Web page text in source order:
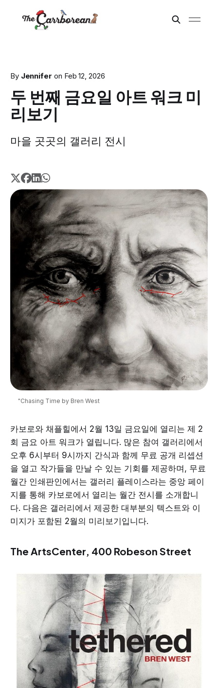
By Jennifer on Feb 12, 2026
두 번째 금요일 아트 워크 미
리보기
마을 곳곳의 갤러리 전시
"Chasing Time by Bren West
카보로와 채플힐에서 2월 13일 금요일에 열리는 제 2
회 금요 아트 워크가 열립니다. 많은 참여 갤러리에서
오후 6시부터 9시까지 간식과 함께 무료 공개 리셉션
을 열고 작가들을 만날 수 있는 기회를 제공하며, 무료
월간 인쇄판인에서는 갤러리 플레이스라는 중앙 페이
지를 통해 카보로에서 열리는 월간 전시를 소개합니
다. 다음은 갤러리에서 제공한 대부분의 텍스트와 이
미지가 포함된 2월의 미리보기입니다.
The ArtsCenter, 400 Robeson Street